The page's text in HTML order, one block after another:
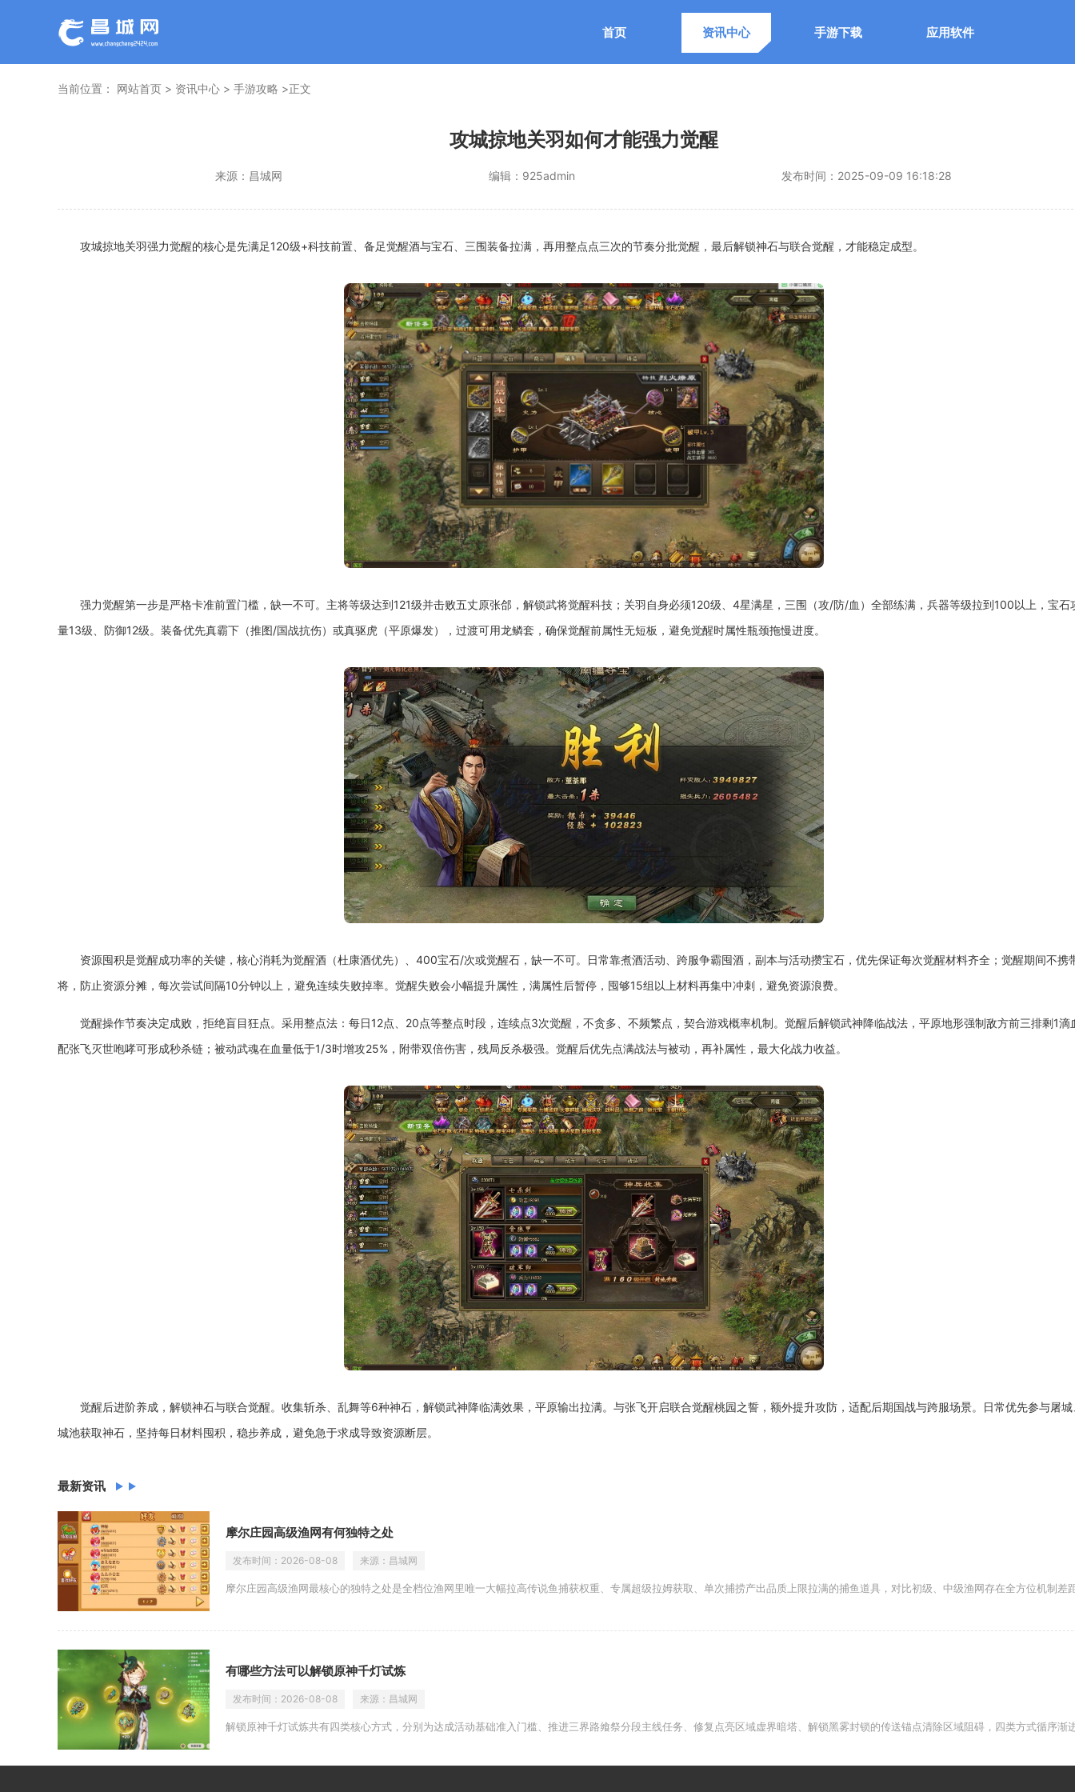
首页 资讯中心 手游下载 应用软件
当前位置： 网站首页 > 资讯中心 > 手游攻略 >正文
攻城掠地关羽如何才能强力觉醒
来源： 昌城网 编辑： 925admin 发布时间： 2025-09-09 16:18:28
攻城掠地关羽强力觉醒的核心是先满足120级+科技前置、备足觉醒酒与宝石、三围装备拉满，再用整点点三次的节奏分批觉醒，最后解锁神石与联合觉醒，才能稳定成型。
强力觉醒第一步是严格卡准前置门槛，缺一不可。主将等级达到121级并击败五丈原张郃，解锁武将觉醒科技；关羽自身必须120级、4星满星，三围（攻/防/血）全部练满，兵器等级拉到100以上，宝石
量13级、防御12级。装备优先真霸下（推图/国战抗伤）或真驱虎（平原爆发），过渡可用龙鳞套，确保觉醒前属性无短板，避免觉醒时属性瓶颈拖慢进度。
资源囤积是觉醒成功率的关键，核心消耗为觉醒酒（杜康酒优先）、400宝石/次或觉醒石，缺一不可。日常靠煮酒活动、跨服争霸囤酒，副本与活动攒宝石，优先保证每次觉醒材料齐全；觉醒期间不携
将，防止资源分摊，每次尝试间隔10分钟以上，避免连续失败掉率。觉醒失败会小幅提升属性，满属性后暂停，囤够15组以上材料再集中冲刺，避免资源浪费。
觉醒操作节奏决定成败，拒绝盲目狂点。采用整点法：每日12点、20点等整点时段，连续点3次觉醒，不贪多、不频繁点，契合游戏概率机制。觉醒后解锁武神降临战法，平原地形强制敌方前三排剩1滴
配张飞灭世咆哮可形成秒杀链；被动武魂在血量低于1/3时增攻25%，附带双倍伤害，残局反杀极强。觉醒后优先点满战法与被动，再补属性，最大化战力收益。
觉醒后进阶养成，解锁神石与联合觉醒。收集斩杀、乱舞等6种神石，解锁武神降临满效果，平原输出拉满。与张飞开启联合觉醒桃园之誓，额外提升攻防，适配后期国战与跨服场景。日常优先参与屠
城池获取神石，坚持每日材料囤积，稳步养成，避免急于求成导致资源断层。
最新资讯
摩尔庄园高级渔网有何独特之处
发布时间： 2026-08-08 来源： 昌城网
摩尔庄园高级渔网最核心的独特之处是全档位渔网里唯一大幅拉高传说鱼捕获权重、专属超级拉姆获取、单次捕捞产出品质上限拉满的捕鱼道具，对比初级、中级渔网存在全方位机制差
有哪些方法可以解锁原神千灯试炼
发布时间： 2026-08-08 来源： 昌城网
解锁原神千灯试炼共有四类核心方式，分别为达成活动基础准入门槛、推进三界路飨祭分段主线任务、修复点亮区域虚界暗塔、解锁黑雾封锁的传送锚点清除区域阻碍，四类方式循序渐